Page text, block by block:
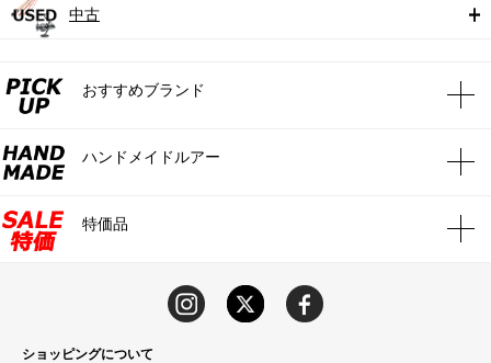
中古
おすすめブランド
ハンドメイドルアー
特価品
ショッピングについて